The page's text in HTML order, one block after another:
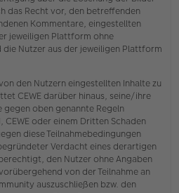
das Recht vor, den betreffenden
Kommentare, eingestellten
jeweiligen Plattform ohne
die Nutzer aus der jeweiligen Plattform
den Nutzern eingestellten Inhalte zu
CEWE darüber hinaus, seine/ihre
oben genannte Regeln
oder einem Dritten Schaden
diese Teilnahmebedingungen
Verdacht eines derartigen
den Nutzer ohne Angaben
von der Teilnahme an
auszuschließen bzw. den